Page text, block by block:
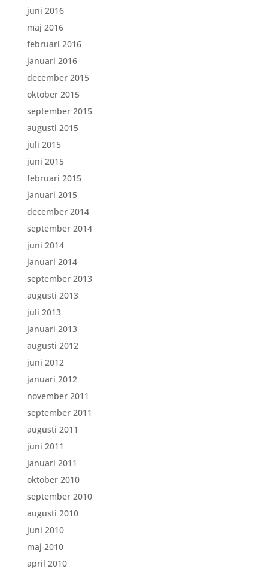
juni 2016
maj 2016
februari 2016
januari 2016
december 2015
oktober 2015
september 2015
augusti 2015
juli 2015
juni 2015
februari 2015
januari 2015
december 2014
september 2014
juni 2014
januari 2014
september 2013
augusti 2013
juli 2013
januari 2013
augusti 2012
juni 2012
januari 2012
november 2011
september 2011
augusti 2011
juni 2011
januari 2011
oktober 2010
september 2010
augusti 2010
juni 2010
maj 2010
april 2010